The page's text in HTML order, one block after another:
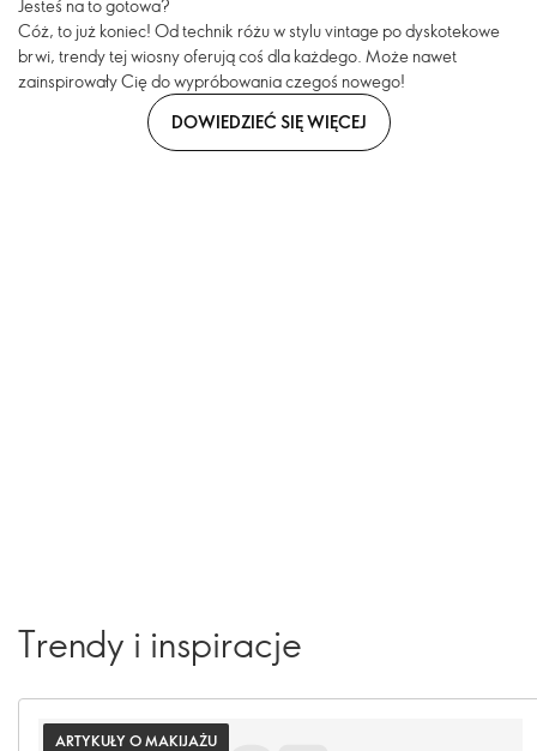
Jesteś na to gotowa?
Cóż, to już koniec! Od technik różu w stylu vintage po dyskotekowe
brwi, trendy tej wiosny oferują coś dla każdego. Może nawet
zainspirowały Cię do wypróbowania czegoś nowego!
DOWIEDZIEĆ SIĘ WIĘCEJ
Trendy i inspiracje
ARTYKUŁY O MAKIJAŻU